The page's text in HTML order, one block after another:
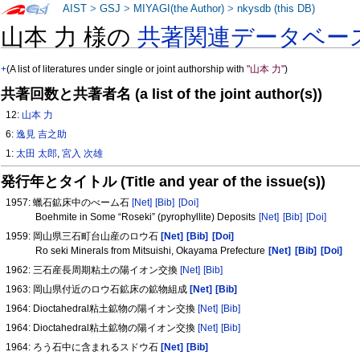
山本 力 様の共著関連データベー
+(A list of literatures under single or joint authorship with"山本 力")
共著回数と共著者名 (a list of the joint author(s))
12: 山本 力
6:逸見 吉之助
1:太田 太郎,宮入 次雄
発行年とタイトル (Title and year of the issue(s))
1957: 蠟石鉱床中のべーム石 [Net] [Bib] [Doi]
Boehmite in Some “Roseki” (pyrophyllite) Deposits [Net] [Bib] [Doi]
1959: 岡山県三石町台山産のロウ石 [Net] [Bib]
[Doi]
Ro seki Minerals from Mitsuishi, Okayama Prefecture [Net] [Bib]
[Doi]
1962: 三石産長周期粘土の陽イオン交換 [Net] [Bib]
1963: 岡山県付近のロウ石鉱床の鉱物組成 [Net] [Bib]
1964: Dioctahedral粘土鉱物の陽イオン交換 [Net] [Bib]
1964: Dioctahedral粘土鉱物の陽イオン交換 [Net] [Bib]
1964: ろう石中に含まれるスドウ石 [Net] [Bib]
AIST >GSJ > MIYAGI(the Author) >nkysdb (this DB)